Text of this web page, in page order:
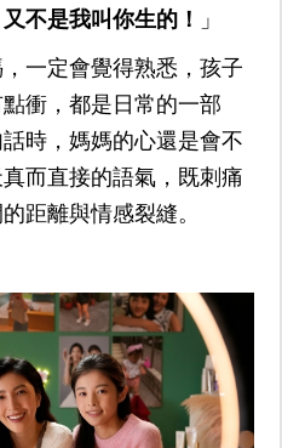
不是我叫你生的！
」
一定會覺得熟悉，孩子
衝，都是日常的一部
時，媽媽的心還是會不
而直接的語氣，既刺痛
距離與情感裂縫。